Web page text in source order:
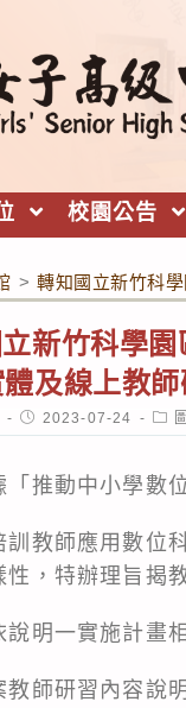
校園公告
> 轉知國立新竹科
立新竹科學
及線上教
Post
published:
2023-07-24
Post
「推動中小學數
訓教師應用數位
性，特辦理旨揭
說明一實施計畫
教師研習內容說